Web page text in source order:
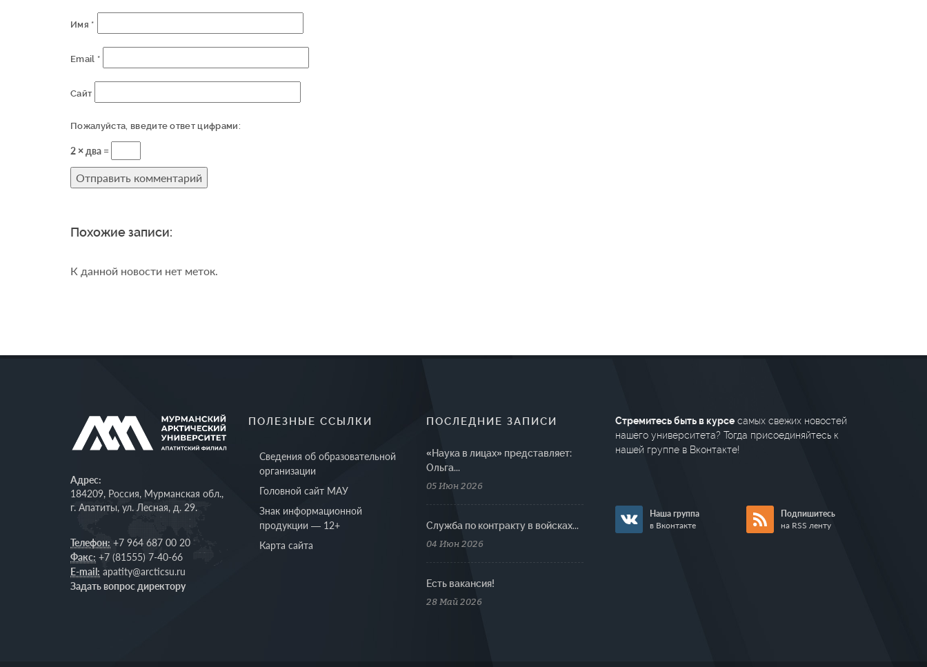
Имя *
Email *
Сайт
Пожалуйста, введите ответ цифрами:
2 × два =
Похожие записи:
К данной новости нет меток.
Адрес:
184209, Россия, Мурманская обл.,
г. Апатиты, ул. Лесная, д. 29.
Телефон: +7 964 687 00 20
Факс: +7 (81555) 7-40-66
E-mail: apatity@arcticsu.ru
Задать вопрос директору
ПОЛЕЗНЫЕ ССЫЛКИ
Сведения об образовательной
организации
Головной сайт МАУ
Знак информационной
продукции — 12+
Карта сайта
ПОСЛЕДНИЕ ЗАПИСИ
«Наука в лицах» представляет:
Ольга...
05 Июн 2026
Cлужба по контракту в войсках...
04 Июн 2026
Есть вакансия!
28 Май 2026
Стремитесь быть в курсе самых свежих новостей
нашего университета? Тогда присоединяйтесь к
нашей группе в Вконтакте!
Наша группа
в Вконтакте
Подпишитесь
на RSS ленту